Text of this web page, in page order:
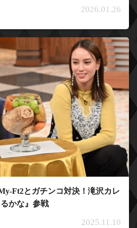
2026.01.26
Ft2とガチンコ対決！滝沢カレ
かな』参戦
2025.11.10